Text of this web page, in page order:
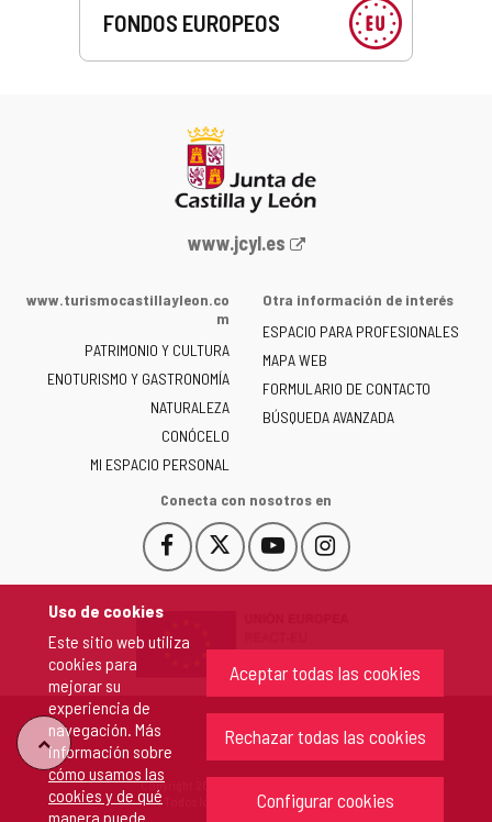
Uso de cookies
Este sitio web utiliza
cookies para
mejorar su
experiencia de
navegación. Más
información sobre
cómo usamos las
cookies y de qué
manera puede
Aceptar todas las cookies
Rechazar todas las cookies
Configurar cookies
FONDOS EUROPEOS
Portal
la
de
Castilla
y
León
-
www.jcyl.es
www.turismocastillayleon.co
m
PATRIMONIO Y CULTURA
ENOTURISMO Y GASTRONOMÍA
NATURALEZA
CONÓCELO
MI ESPACIO PERSONAL
Otra información de interés
ESPACIO PARA PROFESIONALES
MAPA WEB
FORMULARIO DE CONTACTO
BÚSQUEDA AVANZADA
Conecta con nosotros en
Facebook
Este
enlace
en
nueva.
Este
enlace
una
ventana
nueva.
YouTube
Este
enlace
una
ventana
nueva.
Instagram
Este
enlace
una
ventana
nueva.
"Volver
arriba"
Copyright 2026 - Junta de Castilla y León
Todos los derechos reservados.